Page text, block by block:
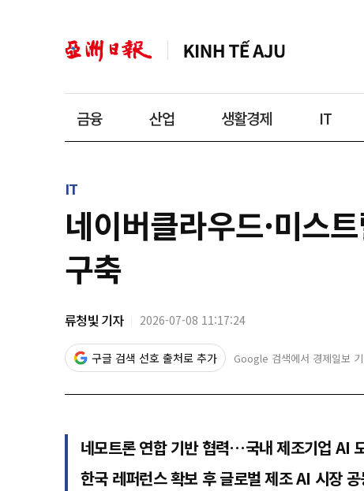
금융 산업 생활경제 IT
IT
네이버클라우드·미스
구축
류청빛 기자 2026-07-08 11:17:24
구글 검색 선호 출처로 추가 Google 검색에서 경제일보
네모트론 연합 기반 협력…국내 제조기업 AI
한국 레퍼런스 확보 후 글로벌 제조 AI 시장